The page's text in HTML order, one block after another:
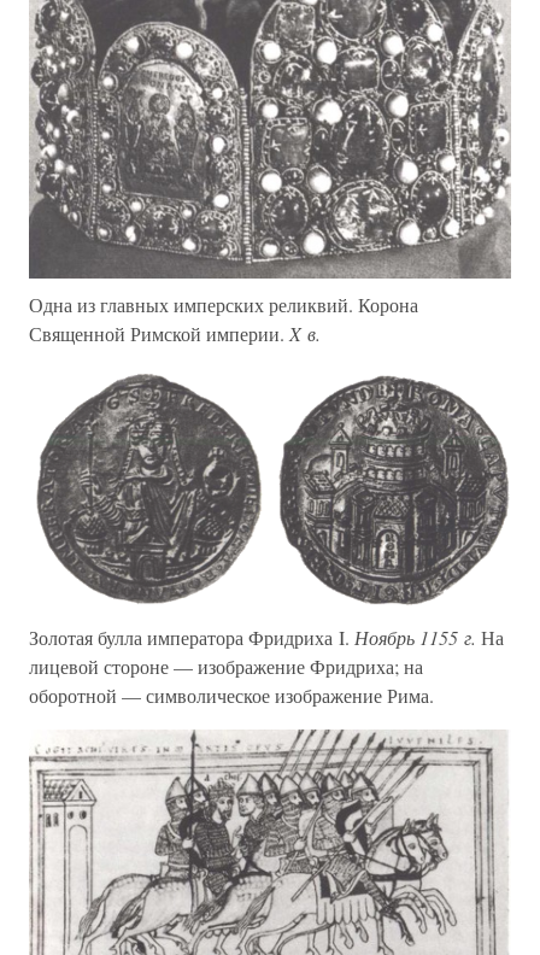
Одна из главных имперских реликвий. Корона
Священной Римской империи. X в.
Золотая булла императора Фридриха I. Ноябрь 1155 г. На
лицевой стороне — изображение Фридриха; на
оборотной — символическое изображение Рима.